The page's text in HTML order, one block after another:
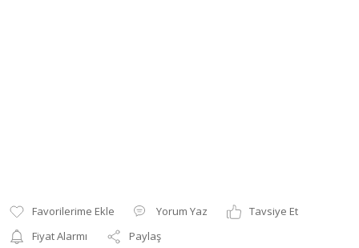
Yorum Yaz
Tavsiye Et
Fiyat Alarmı
Paylaş